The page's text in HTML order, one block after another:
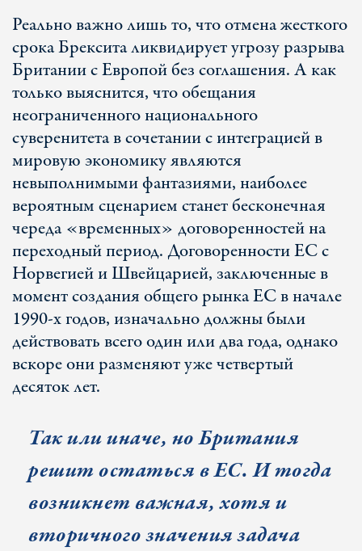
Реально важно лишь то, что отмена жесткого
срока Брексита ликвидирует угрозу разрыва
Британии с Европой без соглашения. А как
только выяснится, что обещания
неограниченного национального
суверенитета в сочетании с интеграцией в
мировую экономику являются
невыполнимыми фантазиями, наиболее
вероятным сценарием станет бесконечная
череда «временных» договоренностей на
переходный период. Договоренности ЕС с
Норвегией и Швейцарией, заключенные в
момент создания общего рынка ЕС в начале
1990-х годов, изначально должны были
действовать всего один или два года, однако
вскоре они разменяют уже четвертый
десяток лет.
Так или иначе, но Британия
решит остаться в ЕС. И тогда
возникнет важная, хотя и
вторичного значения задача